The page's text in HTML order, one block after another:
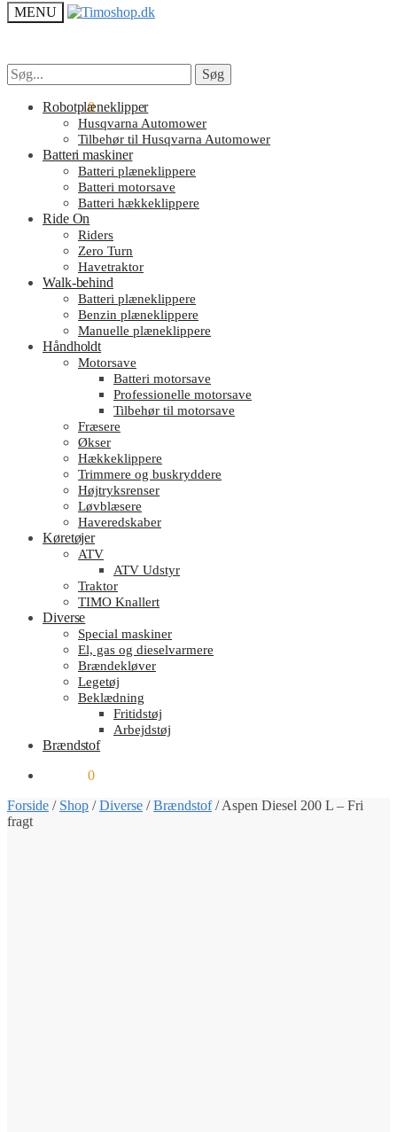
MENU
Søg
efter:
Søg
kr.0.00 0
Søg
efter:
Søg
Robotplæneklipper
Husqvarna Automower
Tilbehør til Husqvarna Automower
Batteri maskiner
Batteri plæneklippere
Batteri motorsave
Batteri hækkeklippere
Ride On
Riders
Zero Turn
Havetraktor
Walk-behind
Batteri plæneklippere
Benzin plæneklippere
Manuelle plæneklippere
Håndholdt
Motorsave
Batteri motorsave
Professionelle motorsave
Tilbehør til motorsave
Fræsere
Økser
Hækkeklippere
Trimmere og buskryddere
Højtryksrenser
Løvblæsere
Haveredskaber
Køretøjer
ATV
ATV Udstyr
Traktor
TIMO Knallert
Diverse
Special maskiner
El, gas og dieselvarmere
Brændekløver
Legetøj
Beklædning
Fritidstøj
Arbejdstøj
Brændstof
0
Forside / Shop /Diverse /Brændstof/Aspen Diesel 200 L – Fri
fragt